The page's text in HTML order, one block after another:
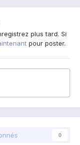
plus tard. Si
pour poster.
0